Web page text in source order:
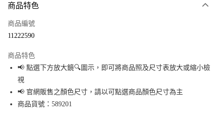
信用卡一次付款
Apple Pay
街口支付
悠遊付
商品特色
商品編號
11222590
商品特色
📢 點選下方放大鏡🔍圖示，即可將商品照及尺寸表放大或縮小檢
視
📢 官網販售之顏色尺寸，請以可點選商品顏色尺寸為主
商品貨號：589201